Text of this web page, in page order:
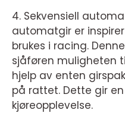
4. Sekvensiell
automatgir er
brukes i racing.
sjåføren muligheten
hjelp av enten
på rattet. Dette gir
kjøreopplevelse.